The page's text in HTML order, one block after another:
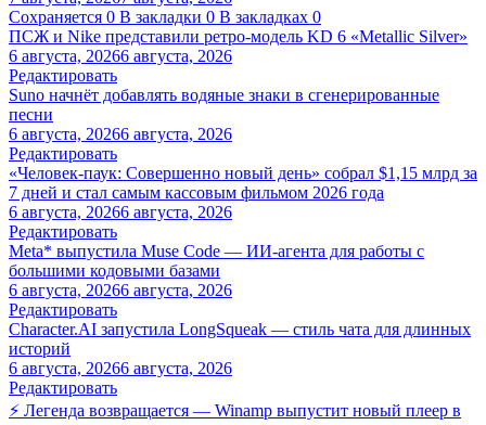
Сохраняется 0 В закладки 0 В закладках 0
ПСЖ и Nike представили ретро-модель KD 6 «Metallic Silver»
6 августа, 20266 августа, 2026
Редактировать
Suno начнёт добавлять водяные знаки в сгенерированные
песни
6 августа, 20266 августа, 2026
Редактировать
«Человек-паук: Совершенно новый день» собрал $1,15 млрд за
7 дней и стал самым кассовым фильмом 2026 года
6 августа, 20266 августа, 2026
Редактировать
Meta* выпустила Muse Code — ИИ-агента для работы с
большими кодовыми базами
6 августа, 20266 августа, 2026
Редактировать
Character.AI запустила LongSqueak — стиль чата для длинных
историй
6 августа, 20266 августа, 2026
Редактировать
⚡ Легенда возвращается — Winamp выпустит новый плеер в